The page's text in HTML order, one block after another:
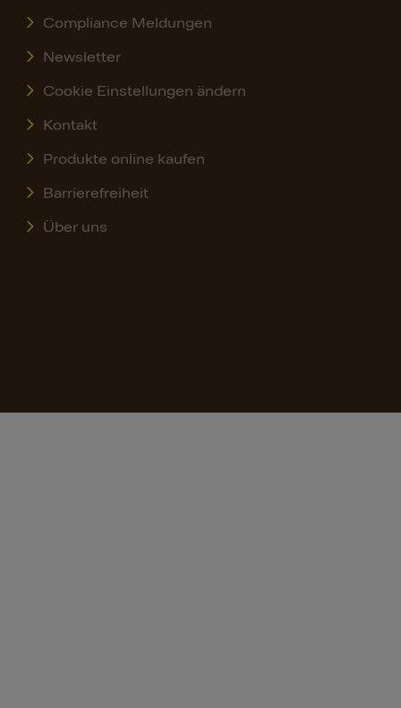
Compliance Meldungen
Newsletter
Cookie Einstellungen ändern
Kontakt
Produkte online kaufen
Barrierefreiheit
Über uns